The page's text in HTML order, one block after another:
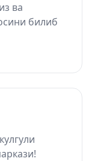
ва
билиб